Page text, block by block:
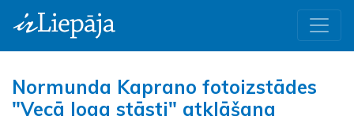
Normunda Kaprano fotoizstādes
"Vecā loga stāsti" atklāšana